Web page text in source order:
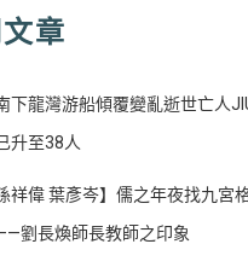
章
下龍灣游船傾覆變亂逝世亡人
升至38人
孫祥偉 葉彥岑】儒之年夜找九宮
劉長煥師長教師之印象